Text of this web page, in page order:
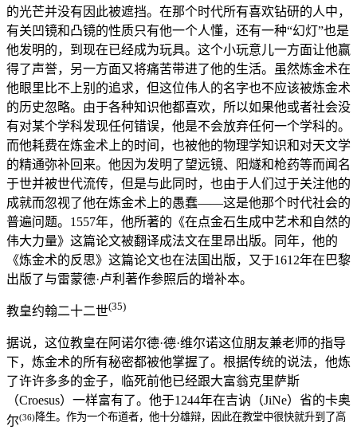
的光芒并没有因此被遮挡。在那个时代所有喜欢钻研的人中，
有关凹镜和凸镜的性质只有他一个人懂，还有一种“幻灯”也是
他发明的，到现在已经成为玩具。这个小玩意儿一方面让他赢
得了声誉，另一方面又将痛苦带进了他的生活。虽然炼金术在
他眼里比不上别的追求，但这位伟人的名字也不应该被炼金术
的历史忽略。由于各种知识他都喜欢，所以如果他或者社会没
有对某个学科发现任何错误，他是不会放弃任何一个学科的。
而他耗费在炼金术上的时间，也被他的物理学知识和对天文学
的精通弥补回来。他因为发明了望远镜、阳燧和枪药等而闻名
于世并被世代流传，但是与此同时，也由于人们过于关注他的
成就而忽视了他在炼金术上的愚蠢——这是他那个时代社会的
普遍问题。1557年，他所著的《在点金石生成中艺术和自然的
伟大力量》这篇论文被翻译成法文在里昂出版。同年，他的
《炼金术的反思》这篇论文也在法国出版，又于1612年在巴黎
出版了与雷蒙德·卢利著作参照后的增补本。
教皇约翰二十二世(35)
据说，这位教皇在阿诺尔德·德·维尔诺这位朋友兼老师的指导
下，炼金术的所有秘密都被他掌握了。根据传统的说法，他炼
了许许多多的金子，临死前他已经跟大富翁克里萨斯
（Croesus）一样富有了。他于1244年在吉讷（JiNe）省的卡奥
尔(36)降生。作为一个布道者，他十分雄辩，因此在教堂中很快就升到了高